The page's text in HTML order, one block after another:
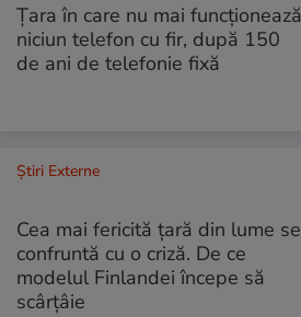
Țara în care nu mai funcționează
niciun telefon cu fir, după 150
de ani de telefonie fixă
Știri Externe
Cea mai fericită țară din lume se
confruntă cu o criză. De ce
modelul Finlandei începe să
scârțâie